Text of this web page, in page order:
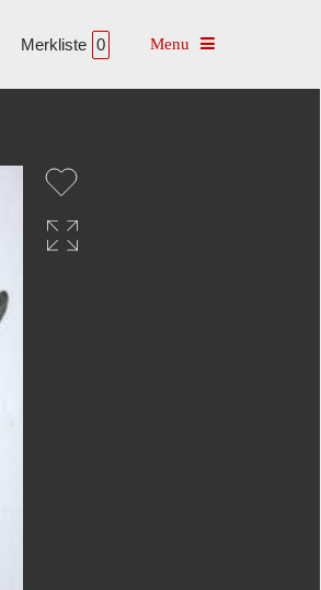
Merkliste 0 Toggle navigation